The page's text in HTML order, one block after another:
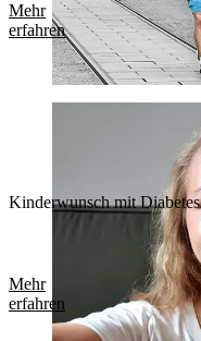
Mehr
erfahren
Kinderwunsch mit Diabetes
Mehr
erfahren